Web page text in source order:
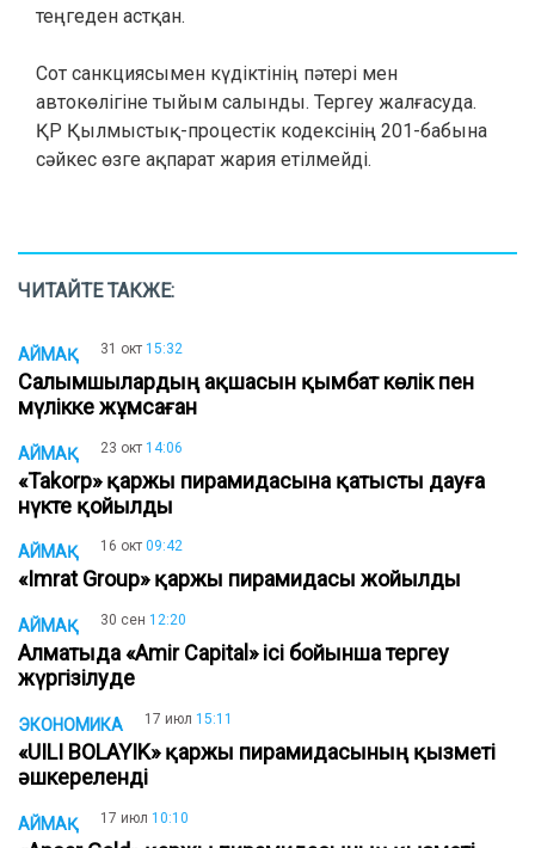
теңгеден астқан.
Сот санкциясымен күдіктінің пәтері мен
автокөлігіне тыйым салынды. Тергеу жалғасуда.
ҚР Қылмыстық-процестік кодексінің 201-бабына
сәйкес өзге ақпарат жария етілмейді.
ЧИТАЙТЕ ТАКЖЕ:
АЙМАҚ 31 окт 15:32
Салымшылардың ақшасын қымбат көлік пен
мүлікке жұмсаған
АЙМАҚ 23 окт 14:06
«Takorp» қаржы пирамидасына қатысты дауға
нүкте қойылды
АЙМАҚ 16 окт 09:42
«Imrat Group» қаржы пирамидасы жойылды
АЙМАҚ 30 сен 12:20
Алматыда «Amir Capital» ісі бойынша тергеу
жүргізілуде
ЭКОНОМИКА 17 июл 15:11
«UILI BOLAYIK» қаржы пирамидасының қызметі
әшкереленді
АЙМАҚ 17 июл 10:10